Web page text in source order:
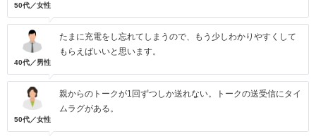
50代／女性
40代／男性
たまに充電をし忘れてしまうので、もう少しわかりやすくして
もらえばいいと思います。
50代／女性
親からのトークが1回ずつしか送れない。トークの送受信にタイ
ムラグがある。